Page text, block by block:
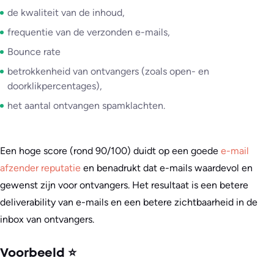
de kwaliteit van de inhoud,
frequentie van de verzonden e-mails,
Bounce rate
betrokkenheid van ontvangers (zoals open- en
doorklikpercentages),
het aantal ontvangen spamklachten.
Een hoge score (rond 90/100) duidt op een goede e-mail
afzender reputatie en benadrukt dat e-mails waardevol en
gewenst zijn voor ontvangers. Het resultaat is een betere
deliverability van e-mails en een betere zichtbaarheid in de
inbox van ontvangers.
Voorbeeld ⭐